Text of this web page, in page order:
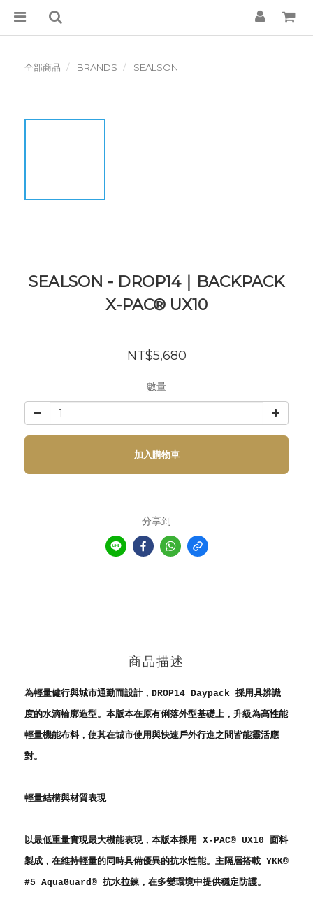
全部商品 BRANDS SEALSON
SEALSON - DROP14｜BACKPACK
X-PAC® UX10
NT$5,680
數量
加入購物車
分享到
商品描述
為輕量健行與城市通勤而設計，DROP14 Daypack 採用具辨識
度的水滴輪廓造型。本版本在原有俐落外型基礎上，升級為高性能
輕量機能布料，使其在城市使用與快速戶外行進之間皆能靈活應
對。
輕量結構與材質表現
以最低重量實現最大機能表現，本版本採用 X-PAC® UX10 面料
製成，在維持輕量的同時具備優異的抗水性能。主隔層搭載 YKK®
#5 AquaGuard® 抗水拉鍊，在多變環境中提供穩定防護。